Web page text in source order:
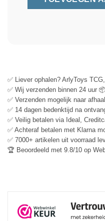
✅ Liever ophalen? ArlyToys
✅ Wij verzenden binnen 24 uur 📦
✅ Verzenden mogelijk naar
✅ 14 dagen bedenktijd na
✅ Veilig betalen via Ideal,
✅ Achteraf betalen met Klarna
✅ 7000+ artikelen uit voorraad
🏆 Beoordeeld met 9.8/10 op